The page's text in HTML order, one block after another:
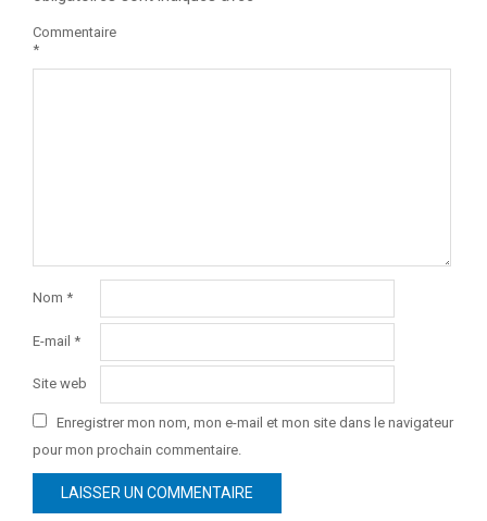
Commentaire
*
Nom *
E-mail *
Site web
Enregistrer mon nom, mon e-mail et mon site dans le navigateur
pour mon prochain commentaire.